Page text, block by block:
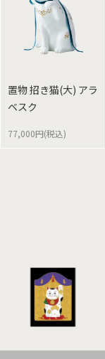
置物 招き猫(大) アラ
ベスク
77,000円(税込)